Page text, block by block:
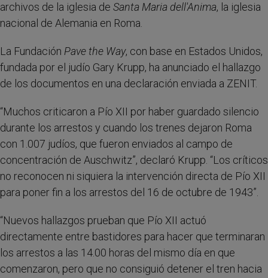
archivos de la iglesia de Santa Maria dell'Anima, la iglesia
nacional de Alemania en Roma.
La Fundación Pave the Way, con base en Estados Unidos,
fundada por el judío Gary Krupp, ha anunciado el hallazgo
de los documentos en una declaración enviada a ZENIT.
“Muchos criticaron a Pío XII por haber guardado silencio
durante los arrestos y cuando los trenes dejaron Roma
con 1.007 judíos, que fueron enviados al campo de
concentración de Auschwitz”, declaró Krupp. “Los críticos
no reconocen ni siquiera la intervención directa de Pío XII
para poner fin a los arrestos del 16 de octubre de 1943”.
“Nuevos hallazgos prueban que Pío XII actuó
directamente entre bastidores para hacer que terminaran
los arrestos a las 14.00 horas del mismo día en que
comenzaron, pero que no consiguió detener el tren hacia